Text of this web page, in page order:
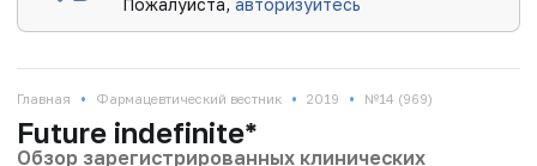
Пожалуйста,авторизуйтесь
Главная • Фармацевтический вестник • 2019 • №14 (969)
Future indefinite*
Обзор зарегистрированных клинических